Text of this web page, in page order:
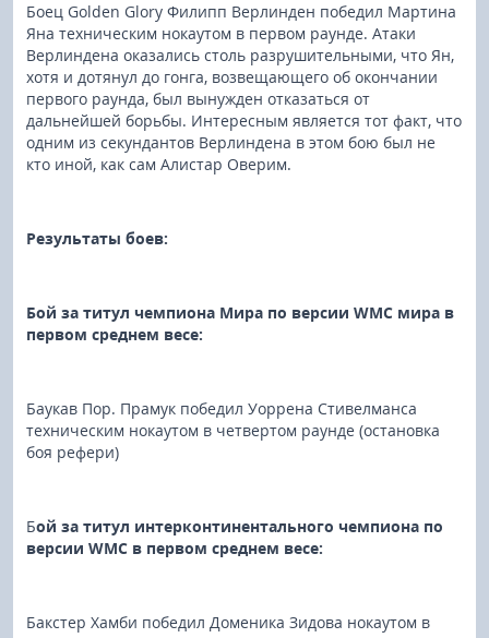
Боец Golden Glory Филипп Верлинден победил Мартина
Яна техническим нокаутом в первом раунде. Атаки
Верлиндена оказались столь разрушительными, что Ян,
хотя и дотянул до гонга, возвещающего об окончании
первого раунда, был вынужден отказаться от
дальнейшей борьбы. Интересным является тот факт, что
одним из секундантов Верлиндена в этом бою был не
кто иной, как сам Алистар Оверим.
Результаты боев:
Бой за титул чемпиона Мира по версии WMC мира в
первом среднем весе:
Баукав Пор. Прамук победил Уоррена Стивелманса
техническим нокаутом в четвертом раунде (остановка
боя рефери)
Бой за титул интерконтинентального чемпиона по
версии WMC в первом среднем весе:
Бакстер Хамби победил Доменика Зидова нокаутом в